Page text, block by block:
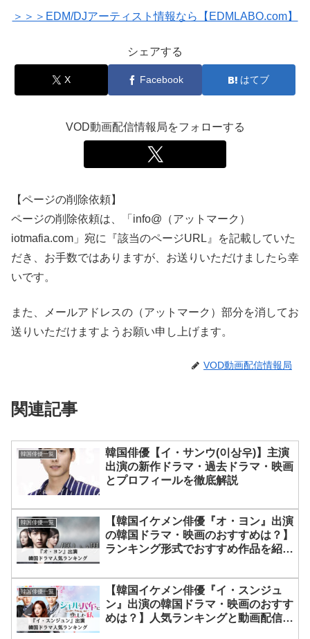
＞＞＞EDM/DJアーティスト情報なら【EDMLABO.com】
シェアする
X Facebook はてブ
VOD動画配信情報局をフォローする
【ページの削除依頼】
ページの削除依頼は、「info@（アットマーク）
iotmafia.com」宛に『該当のページURL』を記載していた
だき、お手数ではありますが、お送りいただけましたら幸
いです。
また、メールアドレスの（アットマーク）部分を消してお
送りいただけますようお願い申し上げます。
VOD動画配信情報局
関連記事
韓国俳優一覧
韓国俳優【イ・サンウ(이상우)】主演
出演の新作ドラマ・過去ドラマ・映画
とプロフィールを徹底解説
韓国俳優一覧
【韓国イケメン俳優『オ・ヨン』出演
の韓国ドラマ・映画のおすすめは？】
ランキング形式でおすすめ作品を紹
韓国俳優一覧
【韓国イケメン俳優『イ・スンジュ
ン』出演の韓国ドラマ・映画のおすす
めは？】人気ランキングと動画配信サ